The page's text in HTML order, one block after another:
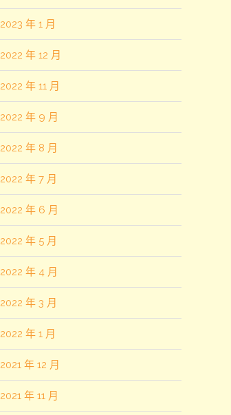
2023 年 1 月
2022 年 12 月
2022 年 11 月
2022 年 9 月
2022 年 8 月
2022 年 7 月
2022 年 6 月
2022 年 5 月
2022 年 4 月
2022 年 3 月
2022 年 1 月
2021 年 12 月
2021 年 11 月